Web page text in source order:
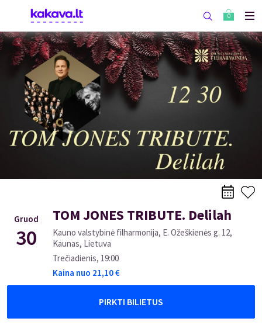
0
Gruod
30
TOM JONES TRIBUTE. Delilah
Kauno valstybinė filharmonija, E. Ožeškienės g. 12,
Kaunas, Lietuva
Trečiadienis, 19:00
Kaina nuo 21,10€
PIRKTI BILIETUS